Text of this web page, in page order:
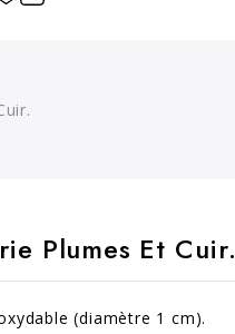
Plumes Et Cuir.
(diamètre 1 cm).